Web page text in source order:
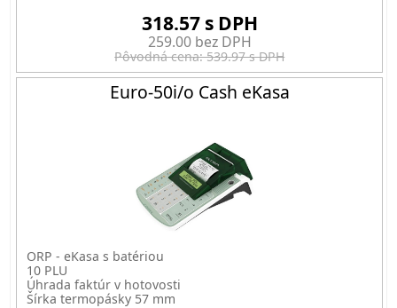
318.57 s DPH
259.00 bez DPH
Pôvodná cena: 539.97 s DPH
Euro-50i/o Cash eKasa
ORP - eKasa s batériou
10 PLU
Úhrada faktúr v hotovosti
Šírka termopásky 57 mm